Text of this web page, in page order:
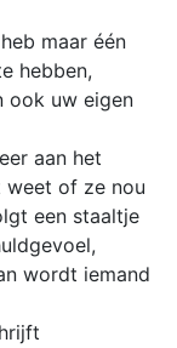
maar één
hebben,
ook uw eigen
aan het
weet of ze nou
een staaltje
wordt iemand